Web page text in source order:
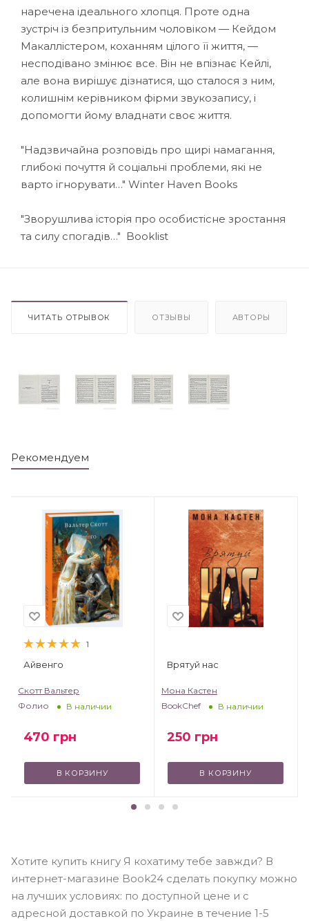
наречена ідеального хлопця. Проте одна
зустріч із безпритульним чоловіком — Кейдом
Макаллістером, коханням цілого її життя, —
несподівано змінює все. Він не впізнає Кейлі,
але вона вирішує дізнатися, що сталося з ним,
колишнім керівником фірми звукозапису, і
допомогти йому владнати своє життя.
"Надзвичайна розповідь про щирі намагання,
глибокі почуття й соціальні проблеми, які не
варто ігнорувати…" Winter Haven Books
"Зворушлива історія про особистісне зростання
та силу спогадів…" Booklist
ЧИТАТЬ ОТРЫВОК ОТЗЫВЫ АВТОРЫ
Рекомендуем
1
Айвенго
Скотт Вальтер
Фолио
В наличии
470 грн
В КОРЗИНУ
Врятуй нас
Мона Кастен
BookChef
В наличии
250 грн
В КОРЗИНУ
Хотите купить книгу Я кохатиму тебе завжди? В
интернет-магазине Book24 сделать покупку можно
на лучших условиях: по доступной цене и с
адресной доставкой по Украине в течение 1-5